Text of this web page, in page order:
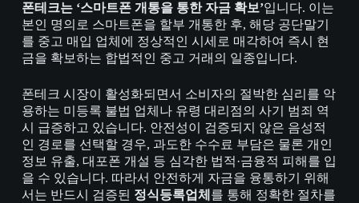
폰테크는 ‘스마트폰 개통을 통한 자금 확보’입니다. 이는
본인 명의로 스마트폰을 할부 개통한 후, 해당 공단말기
를 중고 매입 업체에 정상적인 시세로 매각하여 즉시 현
금을 확보하는 합법적인 중고 거래의 일종입니다.
폰테크 시장이 활성화되면서 소비자의 절박한 심리를 악
용하는 미등록 불법 업체나 유령 대리점의 사기 범죄 역
시 급증하고 있습니다. 안전성이 검증되지 않은 음성적
인 경로를 선택할 경우, 과도한 수수료 부담은 물론 개인
정보 유출, 대포폰 개설 등 심각한 법적·금융적 피해를 입
을 수 있습니다. 따라서 안전하게 자금을 융통하기 위해
서는 반드시 검증된 정식등록업체 를 통해 정확한 절차를